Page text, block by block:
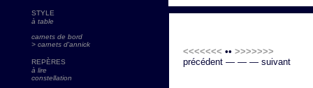
STYLE
à table
carnets de bord
> carnets d'annick
REPÈRES
à lire
constellation
<<<<<<< •• >>>>>>>
précédent — — — suivant